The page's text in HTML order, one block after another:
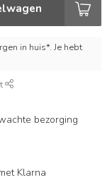
in huis*. Je hebt
bezorging
Klarna